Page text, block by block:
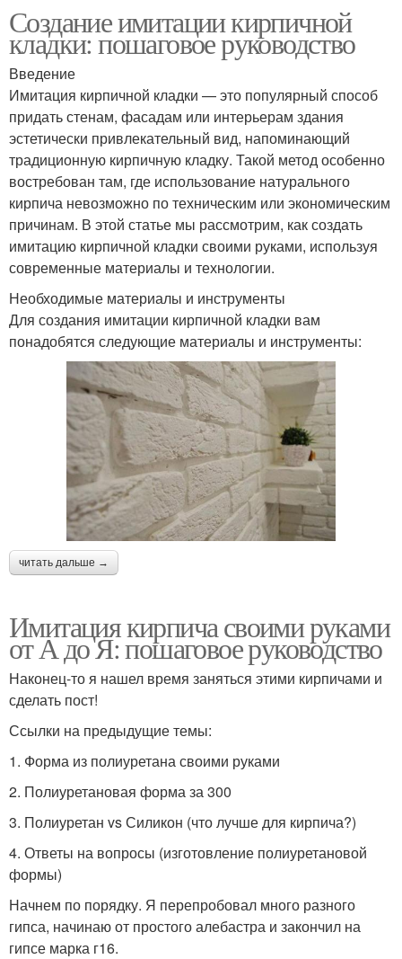
Создание имитации кирпичной
кладки: пошаговое руководство
Введение
Имитация кирпичной кладки — это популярный способ
придать стенам, фасадам или интерьерам здания
эстетически привлекательный вид, напоминающий
традиционную кирпичную кладку. Такой метод особенно
востребован там, где использование натурального
кирпича невозможно по техническим или экономическим
причинам. В этой статье мы рассмотрим, как создать
имитацию кирпичной кладки своими руками, используя
современные материалы и технологии.
Необходимые материалы и инструменты
Для создания имитации кирпичной кладки вам
понадобятся следующие материалы и инструменты:
читать дальше →
Имитация кирпича своими руками
от А до Я: пошаговое руководство
Наконец-то я нашел время заняться этими кирпичами и
сделать пост!
Ссылки на предыдущие темы:
1. Форма из полиуретана своими руками
2. Полиуретановая форма за 300
3. Полиуретан vs Силикон (что лучше для кирпича?)
4. Ответы на вопросы (изготовление полиуретановой
формы)
Начнем по порядку. Я перепробовал много разного
гипса, начинаю от простого алебастра и закончил на
гипсе марка г16.